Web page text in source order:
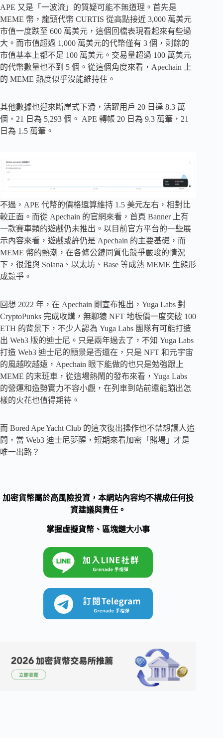
APE 又是「一波流」的質疑可能不無道理。首先是
MEME 幣，龍頭代幣 CURTIS 從高點接近 3,000 萬美元
市值一度跌至 600 萬美元，這個回檔表現看起來有些過
大。而市值超過 1,000 萬美元的代幣僅有 3 個，剩餘的
市值基本上都不足 100 萬美元。交易量超過 100 萬美元
的代幣數量也不到 5 個。從這個角度來看，Apechain 上
的 MEME 熱度似乎沒能維持住。
其他數據也迎來斷崖式下滑，活躍用戶 20 日達 8.3 萬
個，21 日為 5,293 個。 APE 轉帳 20 日為 9.3 萬筆，21
日為 1.5 萬筆。
不過，APE 代幣的價格還算維持 1.5 美元左右，相對比
較正面。而從 Apechain 的官網來看，首頁 Banner 上有
一款賽車類的遊戲仍未推出。以目前官方平台的一些展
示內容來看，遊戲或許仍是 Apechain 的主要基礎，而
MEME 幣的熱潮，在各條公鏈同質化競爭嚴峻的情況
下，很難與 Solana、以太坊、Base 等成熟 MEME 生態形
成競爭。
回想 2022 年，在 Apechain 剛宣布推出，Yuga Labs 對
CryptoPunks 完成收購，無聊猿 NFT 地板價一度突破 100
ETH 的背景下，不少人認為 Yuga Labs 團隊有可能打造
出 Web3 版的迪士尼。只是兩年過去了，不知 Yuga Labs
打造 Web3 迪士尼的願景是否還在，只是 NFT 和元宇宙
的風越吹越遠，Apechain 眼下能做的也只是勉強跟上
MEME 的末班車，從這場熱鬧的發布來看，Yuga Labs
的營運和造勢實力不容小覷，在列車到站前還能蹦出怎
樣的火花也值得期待。
而 Bored Ape Yacht Club 的這次復出操作也不禁想讓人追
問，當 Web3 迪士尼夢醒，短期來看加密「賭場」才是
唯一出路？
加密貨幣屬於高風險投資，本網站內容均不構成任何投
資建議與責任。
掌握虛擬貨幣、區塊鏈大小事